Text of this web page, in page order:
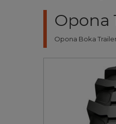
Opona
Opona Boka